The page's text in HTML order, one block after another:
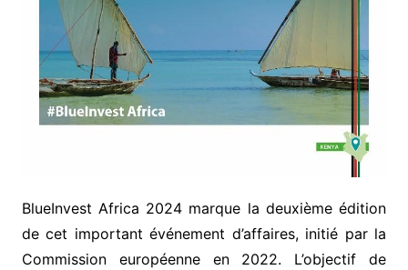
BlueInvest Africa 2024 marque la deuxième édition
de cet important événement d’affaires, initié par la
Commission européenne en 2022. L’objectif de